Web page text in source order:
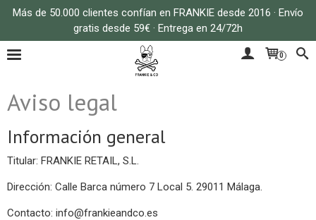
Más de 50.000 clientes confían en FRANKIE desde 2016 · Envío
gratis desde 59€ · Entrega en 24/72h
0
Aviso legal
Información general
Titular: FRANKIE RETAIL, S.L.
Dirección: Calle Barca número 7 Local 5. 29011 Málaga.
Contacto: info@frankieandco.es